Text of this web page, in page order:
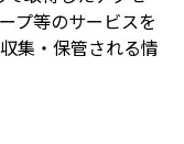
プ等のサービスを
集・保管される情